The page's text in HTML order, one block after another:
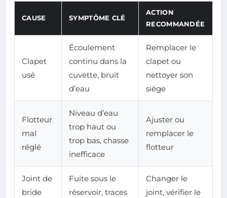
CAUSE SYMPTÔME CLÉ
ACTION
RECOMMANDÉE
Clapet
usé
Écoulement
continu dans la
cuvette, bruit
d’eau
Remplacer le
clapet ou
nettoyer son
siège
Flotteur
mal
réglé
Niveau d’eau
trop haut ou
trop bas, chasse
inefficace
Ajuster ou
remplacer le
flotteur
Joint de
bride
Fuite sous le
réservoir, traces
Changer le
joint, vérifier le